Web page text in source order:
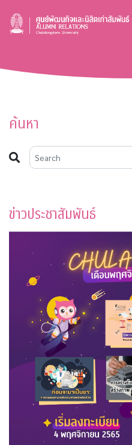
ค้นหา
ข่าวประชาสัมพันธ์